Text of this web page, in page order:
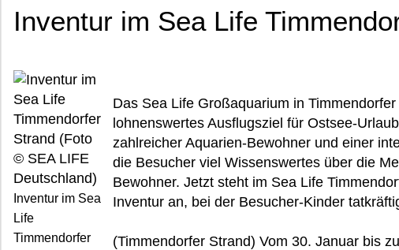
Inventur im Sea Life
Inventur im Sea
Life
Timmendorfer
Das Sea Life Großaquarium in
lohnenswertes Ausflugsziel für Ostsee-
zahlreicher Aquarien-Bewohner und einer
die Besucher viel Wissenswertes über die
Bewohner. Jetzt steht im Sea Life
Inventur an, bei der Besucher-Kinder
(Timmendorfer Strand) Vom 30. Januar bis